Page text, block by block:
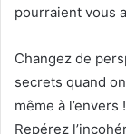
pourraient vous
Changez de
secrets quand
même à l’envers !
Repérez